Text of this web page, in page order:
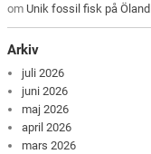
om Unik fossil fisk på Öland
Arkiv
juli 2026
juni 2026
maj 2026
april 2026
mars 2026